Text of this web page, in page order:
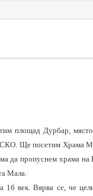
площад Дурбар,
Ще посетим Храмa
да пропуснем храмa
Мала.
век. Вярва се, че